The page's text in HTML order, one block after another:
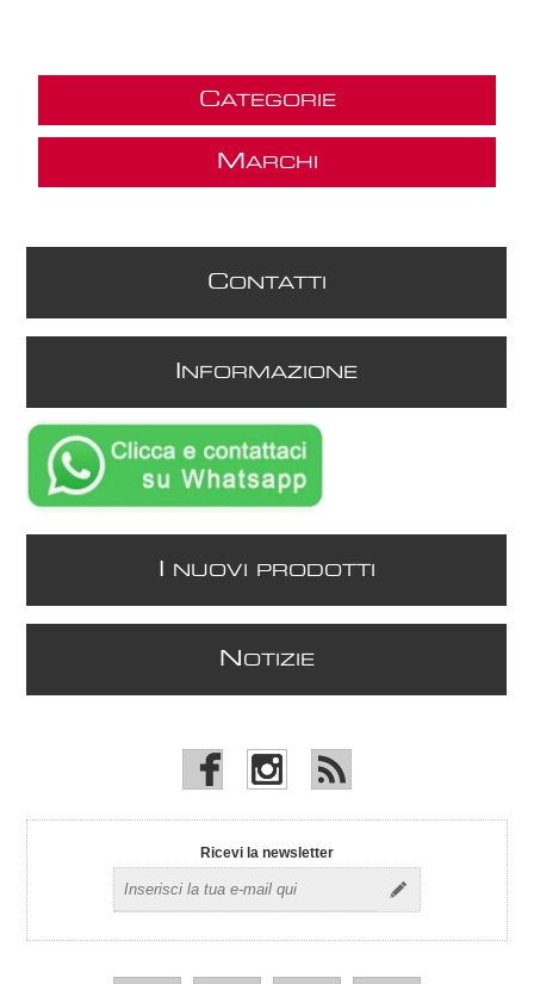
CATEGORIE
M ARCHI
CONTATTI
NFORMAZIONE
NUOVI PRODOTTI
N OTIZIE
Ricevi la newsletter